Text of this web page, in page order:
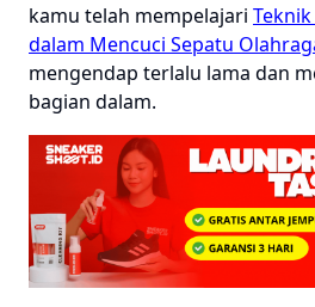
kamu telah mempelajari
dalam Mencuci Sepatu
mengendap terlalu lama dan
bagian dalam.